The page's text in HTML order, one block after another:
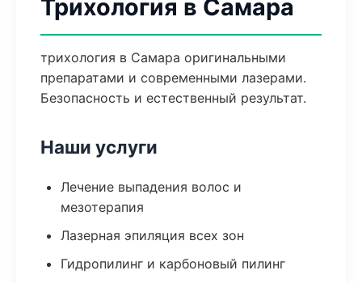
Трихология в Самара
трихология в Самара оригинальными
препаратами и современными лазерами.
Безопасность и естественный результат.
Наши услуги
Лечение выпадения волос и
мезотерапия
Лазерная эпиляция всех зон
Гидропилинг и карбоновый пилинг